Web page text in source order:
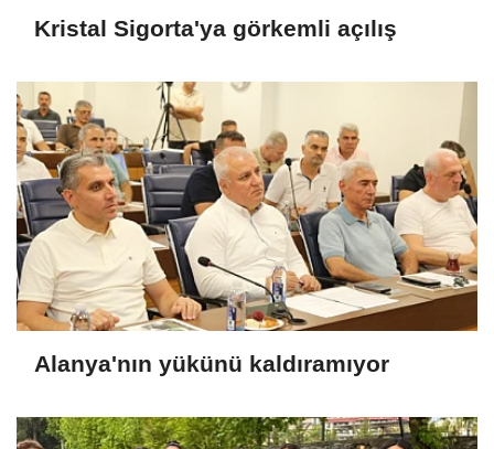
Kristal Sigorta'ya görkemli açılış
Alanya'nın yükünü kaldıramıyor